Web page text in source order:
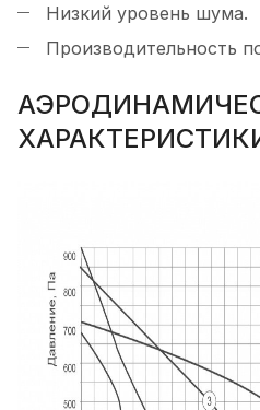
Низкий уровень шума.
Производительность